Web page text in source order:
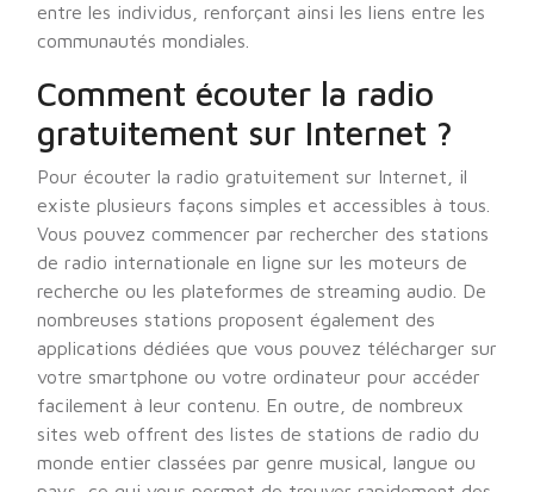
entre les individus, renforçant ainsi les liens entre les
communautés mondiales.
Comment écouter la radio
gratuitement sur Internet ?
Pour écouter la radio gratuitement sur Internet, il
existe plusieurs façons simples et accessibles à tous.
Vous pouvez commencer par rechercher des stations
de radio internationale en ligne sur les moteurs de
recherche ou les plateformes de streaming audio. De
nombreuses stations proposent également des
applications dédiées que vous pouvez télécharger sur
votre smartphone ou votre ordinateur pour accéder
facilement à leur contenu. En outre, de nombreux
sites web offrent des listes de stations de radio du
monde entier classées par genre musical, langue ou